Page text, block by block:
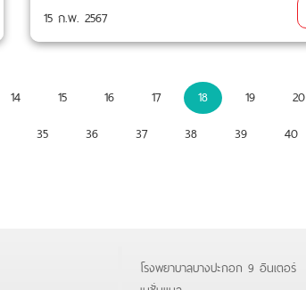
15 ก.พ. 2567
14 15 16 17 18 19
20
35 36 37 38 39
40
โรงพยาบาลบางปะกอก 9 อินเตอร์